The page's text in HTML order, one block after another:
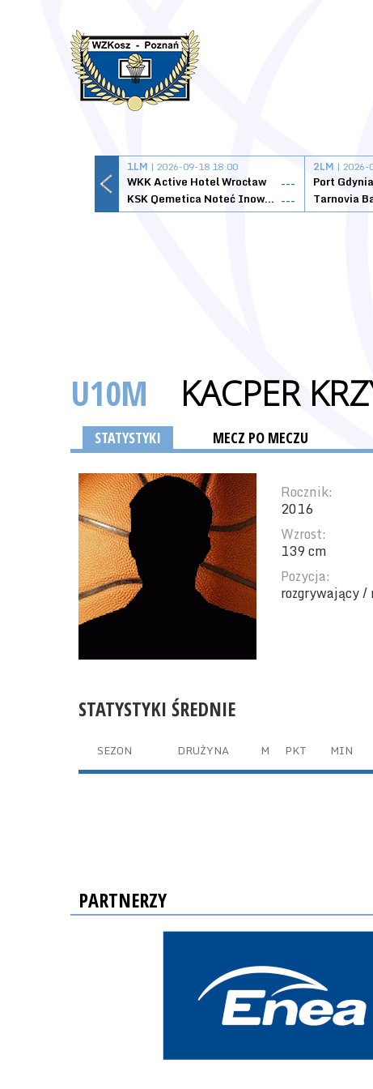
1LM | 2026-09-18 18:00
WKK Active Hotel Wrocław
---
KSK Qemetica Noteć Inowrocław ---
2LM | 2026-
Port
U10M KACPER
STATYSTYKI MECZ PO MECZU
Rocznik:
2016
Wzrost:
139 cm
Pozycja:
rozgrywający /
STATYSTYKI ŚREDNIE
SEZON DRUŻYNA M PKT MIN
PARTNERZY